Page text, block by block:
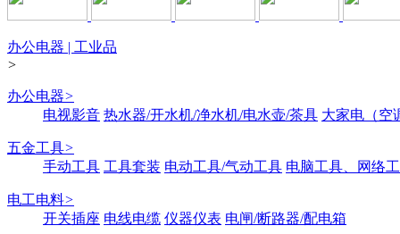
办公电器 | 工业品
>
办公电器>
电视影音 热水器/开水机/净水机/电水壶/茶具 大家电（空
五金工具>
手动工具 工具套装 电动工具/气动工具 电脑工具、网络
电工电料>
开关插座 电线电缆 仪器仪表 电闸/断路器/配电箱